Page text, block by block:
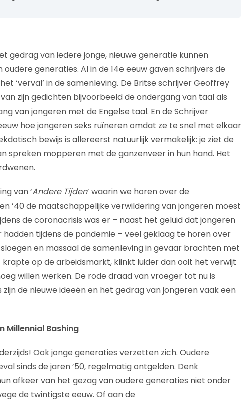
gedrag van iedere jonge, nieuwe generatie kunnen
generaties. Al in de 14e eeuw gaven schrijvers de
‘verval’ in de samenleving. De Britse schrijver Geoffrey
zijn gedichten bijvoorbeeld de ondergang van taal als
van jongeren met de Engelse taal. En de Schrijver
hoe jongeren seks ruïneren omdat ze te snel met elkaar
bewijs is allereerst natuurlijk vermakelijk: je ziet de
spreken mopperen met de ganzenveer in hun hand. Het
van ‘Andere Tijden’ waarin we horen over de
’40 de maatschappelijke verwildering van jongeren moest
de coronacrisis was er – naast het geluid dat jongeren
tijdens de pandemie – veel geklaag te horen over
en massaal de samenleving in gevaar brachten met
krapte op de arbeidsmarkt, klinkt luider dan ooit het verwijt
willen werken. De rode draad van vroeger tot nu is
de nieuwe ideeën en het gedrag van jongeren vaak een
Millennial Bashing
Ook jonge generaties verzetten zich. Oudere
sinds de jaren ’50, regelmatig ontgelden. Denk
afkeer van het gezag van oudere generaties niet onder
de twintigste eeuw. Of aan de